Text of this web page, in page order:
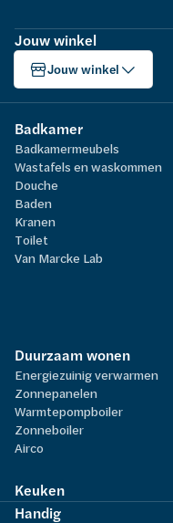
Jouw winkel
Jouw winkel
Badkamer
Badkamermeubels
Wastafels en waskommen
Douche
Baden
Kranen
Toilet
Van Marcke Lab
Duurzaam wonen
Energiezuinig verwarmen
Zonnepanelen
Warmtepompboiler
Zonneboiler
Airco
Keuken
Handig